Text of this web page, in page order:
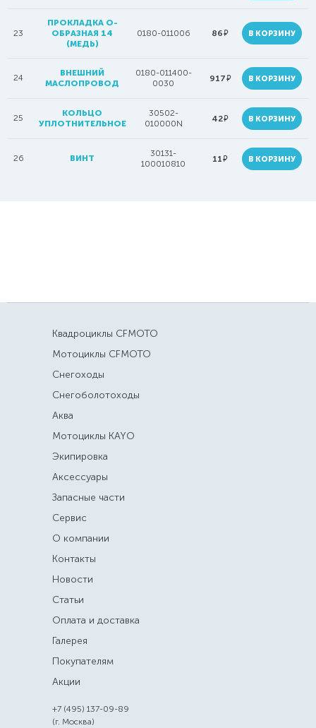
23
ПРОКЛАДКА О-
ОБРАЗНАЯ 14
(МЕДЬ)
0180-011006 86руб. В КОРЗИНУ
24
ВНЕШНИЙ
МАСЛОПРОВОД
0180-011400-
0030
917руб. В КОРЗИНУ
25
КОЛЬЦО
УПЛОТНИТЕЛЬНОЕ
30502-
010000N
42руб. В КОРЗИНУ
26 ВИНТ
30131-
100010810
11руб. В КОРЗИНУ
Квадроциклы CFMOTO
Мотоциклы CFMOTO
Снегоходы
Снегоболотоходы
Аква
Мотоциклы KAYO
Экипировка
Аксессуары
Запасные части
Сервис
О компании
Контакты
Новости
Статьи
Оплата и доставка
Галерея
Покупателям
Акции
+7 (495) 137-09-89
(г. Москва)